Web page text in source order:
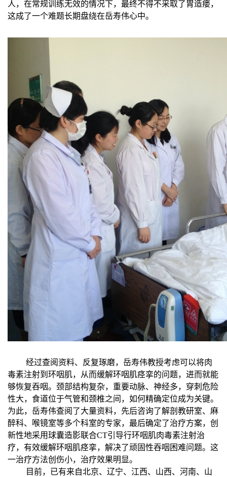
人，在常规训练无效的情况下，最终不得不采取了胃造瘘，
这成了一个难题长期盘绕在岳寿伟心中。
经过查阅资料、反复琢磨，岳寿伟教授考虑可以将肉
毒素注射到环咽肌，从而缓解环咽肌痉挛的问题，进而就能
够恢复吞咽。颈部结构复杂，重要动脉、神经多，穿刺危险
性大，食道位于气管和颈椎之间，如何精确定位成为关键。
为此，岳寿伟查阅了大量资料，先后咨询了解剖教研室、麻
醉科、喉镜室等多个科室的专家，最后确定了治疗方案，创
新性地采用球囊造影联合CT引导行环咽肌肉毒素注射治
疗，有效缓解环咽肌痉挛，解决了顽固性吞咽困难问题。这
一治疗方法创伤小，治疗效果明显。
目前，已有来自北京、辽宁、江西、山西、河南、山